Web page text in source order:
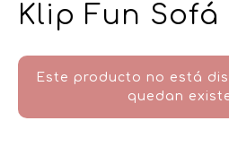
Klip Fun Sofá
Este producto no está
quedan